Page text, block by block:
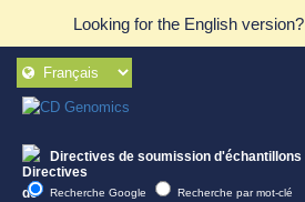
Looking for the English version?
Directives de soumission d'échantillons
Recherche Google Recherche par mot-clé